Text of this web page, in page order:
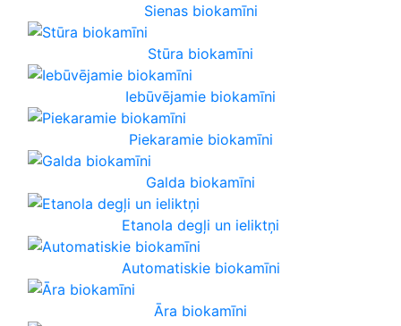
Sienas biokamīni
Stūra biokamīni
Iebūvējamie biokamīni
Piekaramie biokamīni
Galda biokamīni
Etanola degļi un ieliktņi
Automatiskie biokamīni
Āra biokamīni